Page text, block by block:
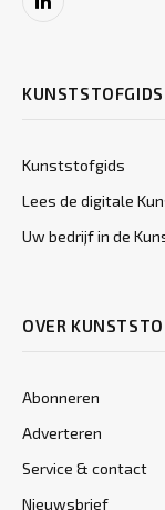
LinkedIn
KUNSTSTOFGIDS
Kunststofgids
Lees de digitale
Uw bedrijf in de
OVER
Abonneren
Adverteren
Service & contact
Nieuwsbrief